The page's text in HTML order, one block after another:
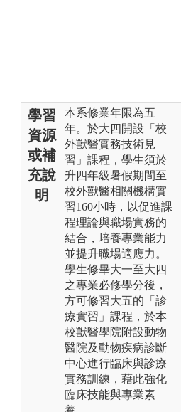
學習
資源
或補
充說
明
本系修業年限為五
年。於大四開設「校
外獸醫實務技術見
習」課程，學生須於
升四年級暑假期間至
校外獸醫相關機構實
習160小時，以促進課
程理論與職場實務的
結合，培養專業能力
並提升職場適應力。
學生修畢大一至大四
之專業必修學分後，
方可修習大五的「診
療實習」課程，於本
校獸醫學院附設動物
醫院及動物疾病診斷
中心進行臨床與診療
實務訓練，藉此強化
臨床技能與專業素